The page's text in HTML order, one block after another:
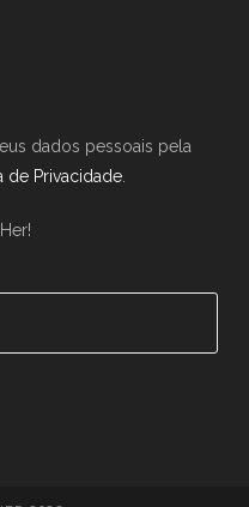
dados pessoais pela
de Privacidade.